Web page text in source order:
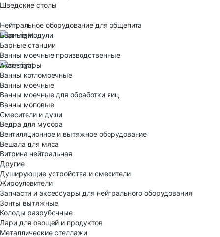
Шведские столы
Нейтральное оборудование для общепита
Барные модули
Барные станции
Ванны моечные производственные
Аксессуары
Ванны котломоечные
Ванны моечные
Ванны моечные для обработки яиц
Ванны моповые
Смесители и души
Ведра для мусора
Вентиляционное и вытяжное оборудование
Вешала для мяса
Витрина нейтральная
Другие
Душирующие устройства и смесители
Жироуловители
Запчасти и аксессуары для нейтрального оборудования
Зонты вытяжные
Колоды разрубочные
Лари для овощей и продуктов
Металлические стеллажи